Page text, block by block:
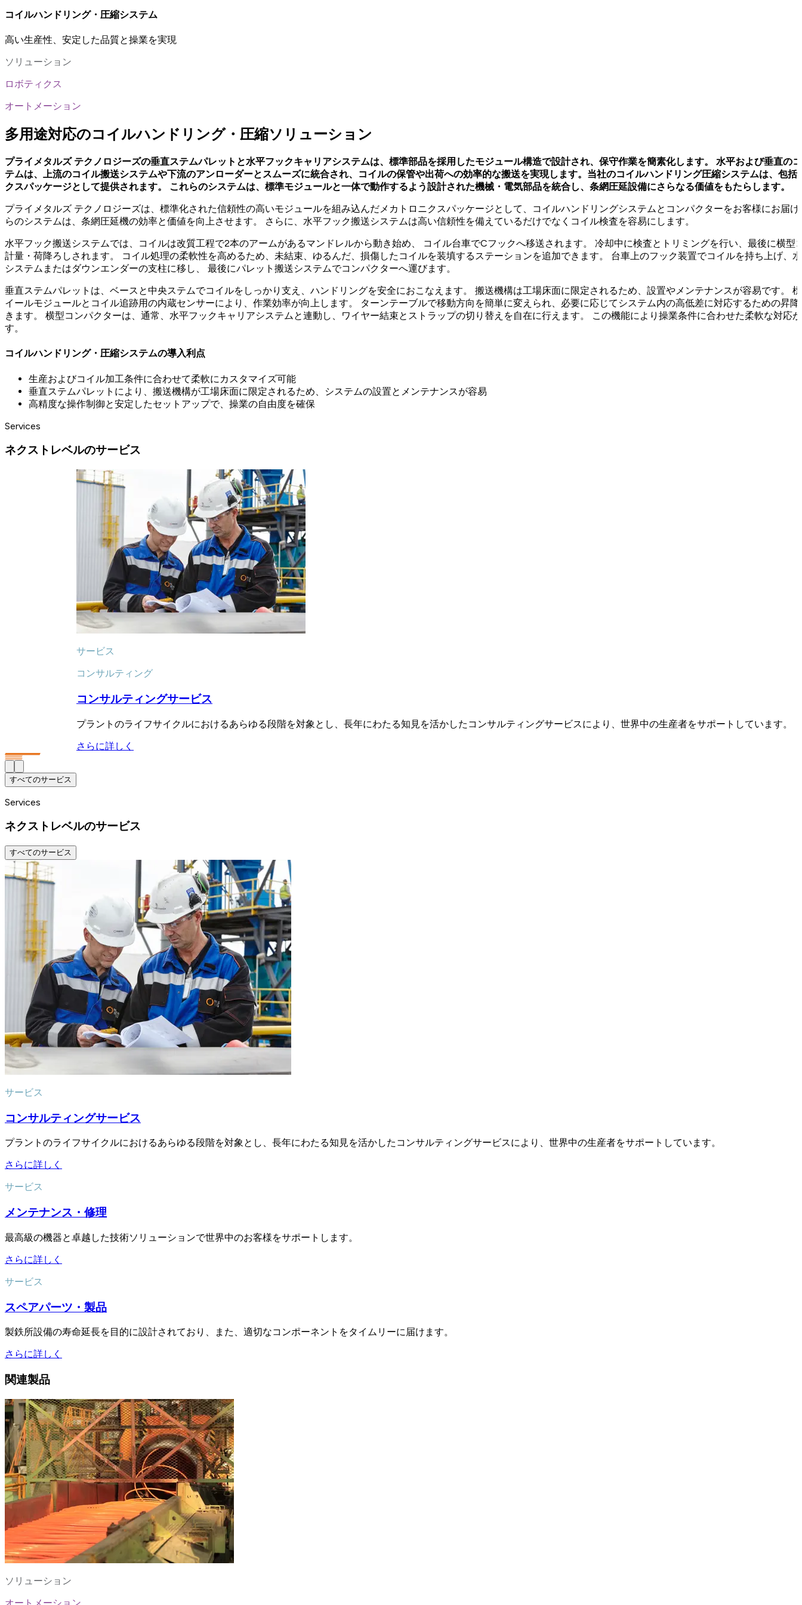
コイルハンドリング・圧縮システム
高い生産性、安定した品質と操業を実現
ソリューション
ロボティクス
オートメーション
多用途対応のコイルハンドリング・圧縮ソリューション
プライメタルズ テクノロジーズの垂直ステムパレットと水平フックキャリアシステムは、標準部品を採用したモジュール構造で設計され、保守作業を簡素化します。 水平および垂直の
テムは、上流のコイル搬送システムや下流のアンローダーとスムーズに統合され、コイルの保管や出荷への効率的な搬送を実現します。当社のコイルハンドリング圧縮システムは、包括
クスパッケージとして提供されます。 これらのシステムは、標準モジュールと一体で動作するよう設計された機械・電気部品を統合し、条網圧延設備にさらなる価値をもたらします。
プライメタルズ テクノロジーズは、標準化された信頼性の高いモジュールを組み込んだメカトロニクスパッケージとして、コイルハンドリングシステムとコンパクターをお客様にお届
らのシステムは、条網圧延機の効率と価値を向上させます。 さらに、水平フック搬送システムは高い信頼性を備えているだけでなくコイル検査を容易にします。
水平フック搬送システムでは、コイルは改質工程で2本のアームがあるマンドレルから動き始め、 コイル台車でCフックへ移送されます。 冷却中に検査とトリミングを行い、最後に横型
計量・荷降ろしされます。 コイル処理の柔軟性を高めるため、未結束、ゆるんだ、損傷したコイルを装填するステーションを追加できます。 台車上のフック装置でコイルを持ち上げ、
システムまたはダウンエンダーの支柱に移し、 最後にパレット搬送システムでコンパクターへ運びます。
垂直ステムパレットは、ベースと中央ステムでコイルをしっかり支え、ハンドリングを安全におこなえます。 搬送機構は工場床面に限定されるため、設置やメンテナンスが容易です。
イールモジュールとコイル追跡用の内蔵センサーにより、作業効率が向上します。 ターンテーブルで移動方向を簡単に変えられ、必要に応じてシステム内の高低差に対応するための昇
きます。 横型コンパクターは、通常、水平フックキャリアシステムと連動し、ワイヤー結束とストラップの切り替えを自在に行えます。 この機能により操業条件に合わせた柔軟な対応
す。
コイルハンドリング・圧縮システムの導入利点
生産およびコイル加工条件に合わせて柔軟にカスタマイズ可能
垂直ステムパレットにより、搬送機構が工場床面に限定されるため、システムの設置とメンテナンスが容易
高精度な操作制御と安定したセットアップで、操業の自由度を確保
Services
ネクストレベルのサービス
サービス
コンサルティング
コンサルティングサービス
プラントのライフサイクルにおけるあらゆる段階を対象とし、長年にわたる知見を活かしたコンサルティングサービスにより、世界中の生産者をサポートしています。
さらに詳しく
すべてのサービス
Services
ネクストレベルのサービス
すべてのサービス
サービス
コンサルティングサービス
プラントのライフサイクルにおけるあらゆる段階を対象とし、長年にわたる知見を活かしたコンサルティングサービスにより、世界中の生産者をサポートしています。
さらに詳しく
サービス
メンテナンス・修理
最高級の機器と卓越した技術ソリューションで世界中のお客様をサポートします。
さらに詳しく
サービス
スペアパーツ・製品
製鉄所設備の寿命延長を目的に設計されており、また、適切なコンポーネントをタイムリーに届けます。
さらに詳しく
関連製品
ソリューション